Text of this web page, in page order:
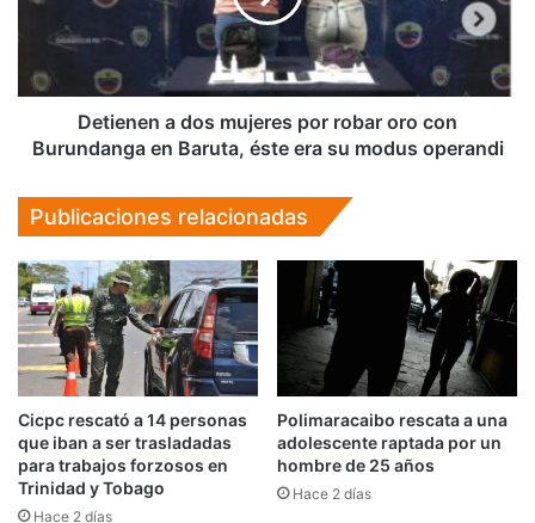
con
Burundanga
Baruta,
era
su
operandi
Detienen a dos mujeres por robar oro con
Burundanga en Baruta, éste era su modus operandi
Publicaciones relacionadas
Cicpc rescató a 14 personas
que iban a ser trasladadas
para trabajos forzosos en
Trinidad y Tobago
Hace 2 días
Polimaracaibo rescata a una
adolescente raptada por un
hombre de 25 años
Hace 2 días